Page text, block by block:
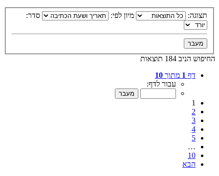
תצוגה: מיון לפי: סדר:
החיפוש הניב 184 תוצאות
דף 1 מתוך 10
עבור לדף:
1
2
3
4
5
…
10
הבא